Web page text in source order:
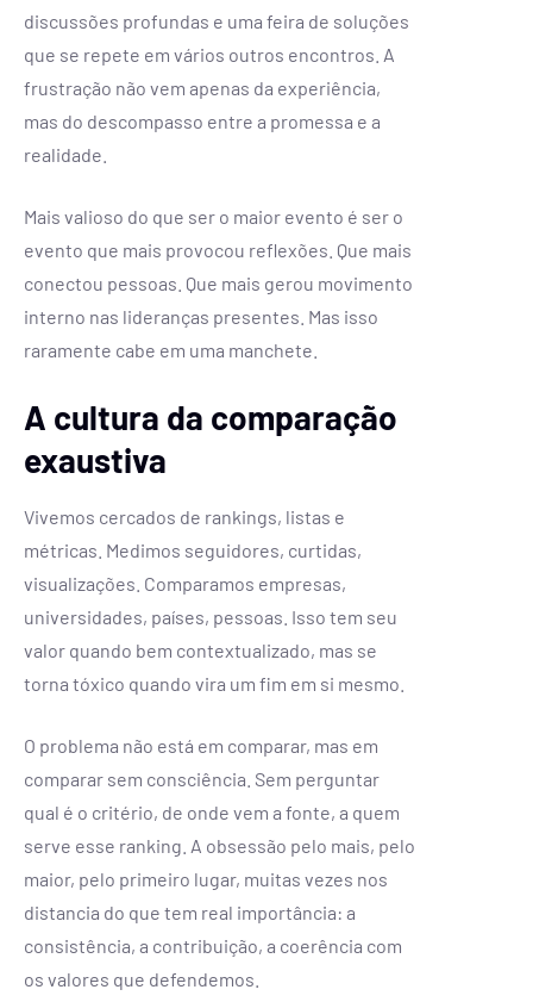
discussões profundas e uma feira de soluções
que se repete em vários outros encontros. A
frustração não vem apenas da experiência,
mas do descompasso entre a promessa e a
realidade.
Mais valioso do que ser o maior evento é ser o
evento que mais provocou reflexões. Que mais
conectou pessoas. Que mais gerou movimento
interno nas lideranças presentes. Mas isso
raramente cabe em uma manchete.
A cultura da comparação
exaustiva
Vivemos cercados de rankings, listas e
métricas. Medimos seguidores, curtidas,
visualizações. Comparamos empresas,
universidades, países, pessoas. Isso tem seu
valor quando bem contextualizado, mas se
torna tóxico quando vira um fim em si mesmo.
O problema não está em comparar, mas em
comparar sem consciência. Sem perguntar
qual é o critério, de onde vem a fonte, a quem
serve esse ranking. A obsessão pelo mais, pelo
maior, pelo primeiro lugar, muitas vezes nos
distancia do que tem real importância: a
consistência, a contribuição, a coerência com
os valores que defendemos.